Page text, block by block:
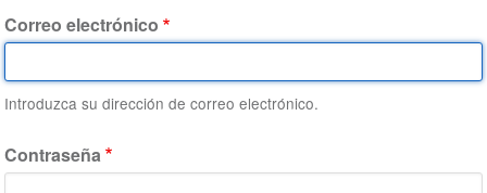
Correo electrónico
Introduzca su dirección de correo electrónico.
Contraseña